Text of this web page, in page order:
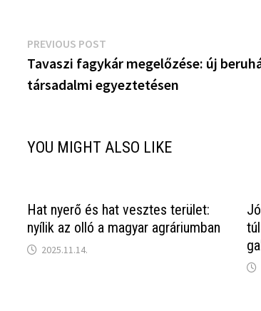
Bejegyzés
navigáció
PREVIOUS POST
post:
Tavaszi fagykár megelőzése: új
társadalmi egyeztetésen
YOU MIGHT ALSO LIKE
Hat nyerő és hat vesztes terület:
nyílik az olló a magyar agráriumban
2025.11.14.